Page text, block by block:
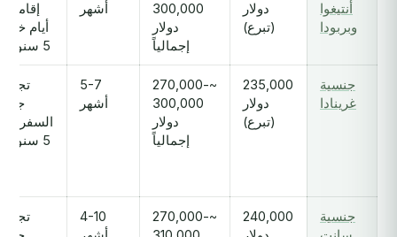
أنتيغوا
وبربودا
دولار
(تبرع)
300,000
دولار
إجمالياً
أشهر
أيام خلال
5 سنوات
جنسية
غرينادا
235,000
دولار
(تبرع)
~270,000-
300,000
دولار
إجمالياً
5-7
أشهر
تجديد
جواز
السفر كل
5 سنوات
جنسية
240,000
~270,000-
4-10
تجديد